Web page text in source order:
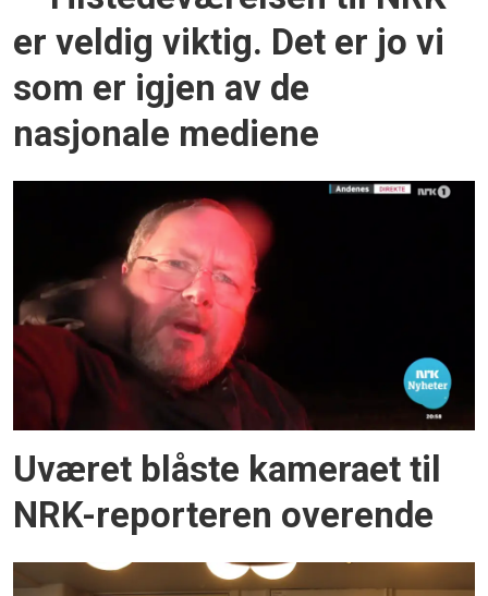
er veldig viktig. Det er jo vi
som er igjen av de
nasjonale mediene
Uværet blåste kameraet til
NRK-reporteren overende